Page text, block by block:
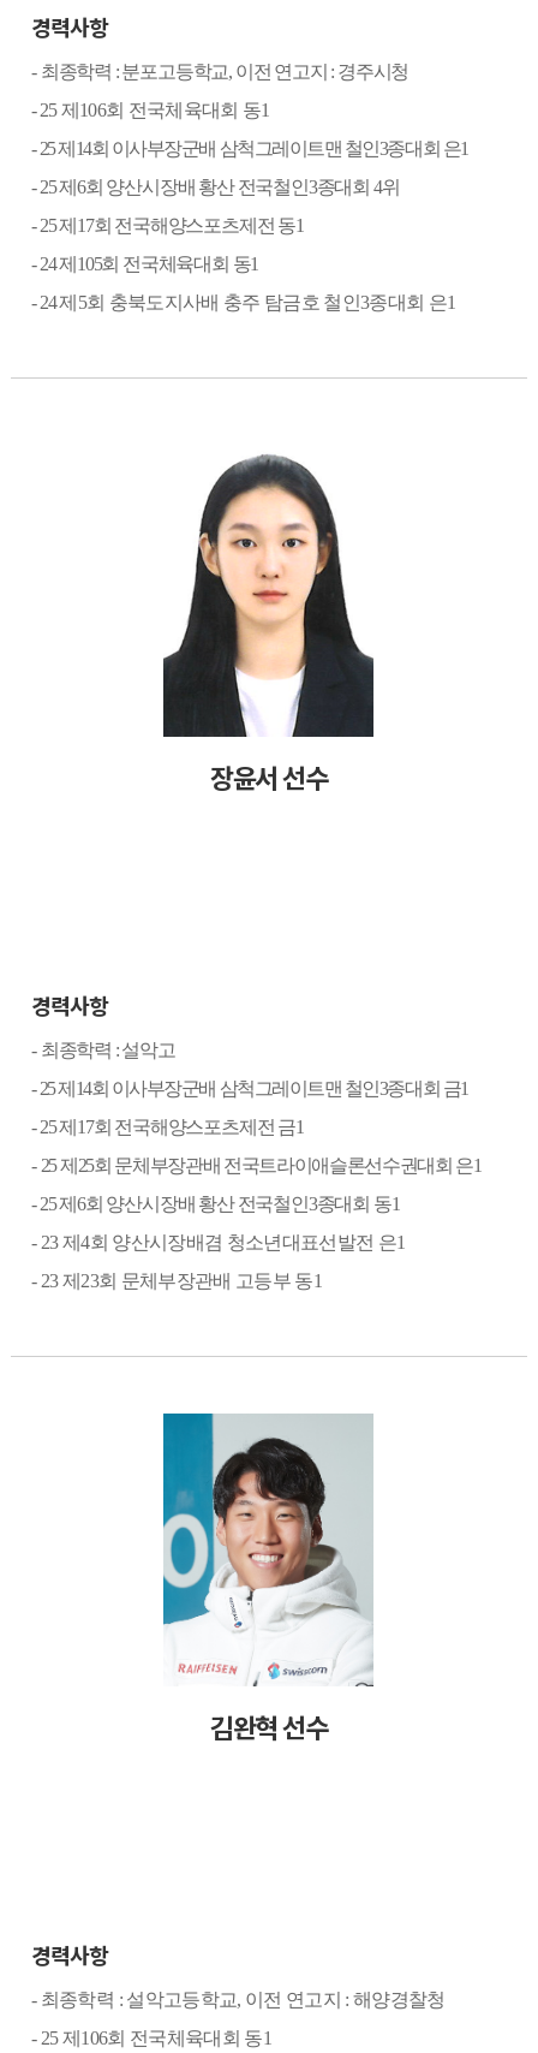
경력사항
- 최종학력 :분포고등학교, 이전 연고지 : 경주시청
-25제 106회 전국체육대회 동1
-25제 14회 이사부장군배 삼척그레이트맨 철인3종대회 은1
- 25제 6회 양산시장배 황산 전국철인3종대회 4위
- 25제 17회 전국해양스포츠제전 동1
- 24제 105회 전국체육대회 동1
- 24제 5회 충북도지사배 충주 탐금호 철인3종대회 은1
장윤서 선수
경력사항
- 최종학력 :설악고
- 25제 14회 이사부장군배 삼척그레이트맨 철인 3종대회 금1
- 25제 17회 전국해양스포츠제전 금1
- 25제 25회 문체부장관배 전국트라이애슬론선수권대회 은1
- 25제 6회 양산시장배 황산 전국철인 3종대회 동1
- 23제4회 양산시장배겸 청소년대표선발전 은1
- 23제 23회 문체부장관배 고등부 동1
김완혁 선수
경력사항
- 최종학력 : 설악고등학교, 이전 연고지 : 해양경찰청
- 25제 106회 전국체육대회 동1